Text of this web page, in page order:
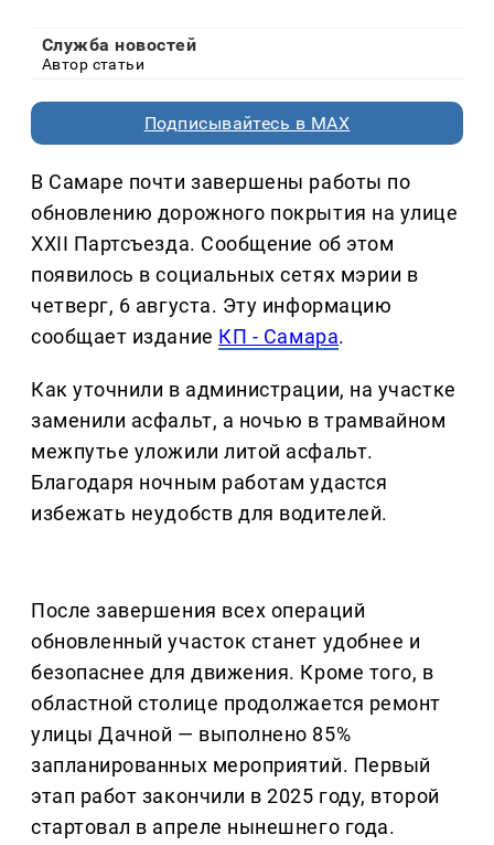
Служба новостей
Автор статьи
Подписывайтесь в MAX
В Самаре почти завершены работы по
обновлению дорожного покрытия на улице
XXII Партсъезда. Сообщение об этом
появилось в социальных сетях мэрии в
четверг, 6 августа. Эту информацию
сообщает издание КП - Самара.
Как уточнили в администрации, на участке
заменили асфальт, а ночью в трамвайном
межпутье уложили литой асфальт.
Благодаря ночным работам удастся
избежать неудобств для водителей.
После завершения всех операций
обновленный участок станет удобнее и
безопаснее для движения. Кроме того, в
областной столице продолжается ремонт
улицы Дачной — выполнено 85%
запланированных мероприятий. Первый
этап работ закончили в 2025 году, второй
стартовал в апреле нынешнего года.